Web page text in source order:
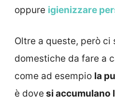
oppure igienizzare
Oltre a queste, però ci
domestiche da fare a
come ad esempio la
è dove si accumulano